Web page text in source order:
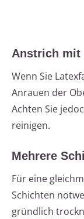
Anstrich mit
Wenn Sie
Anrauen der
Achten Sie
reinigen.
Mehrere
Für eine
Schichten
gründlich